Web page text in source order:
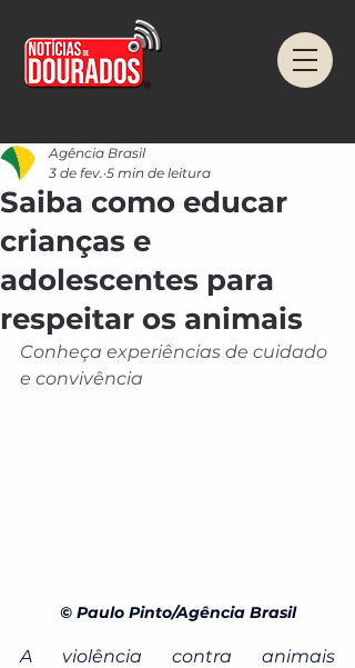
Saiba como educar
crianças e
adolescentes para
respeitar os animais
Agência Brasil
3 de fev. 5 min de leitura
Conheça experiências de cuidado
e convivência
© Paulo Pinto/Agência Brasil
A violência contra animais